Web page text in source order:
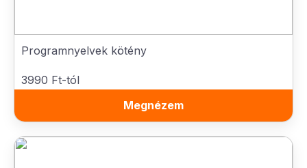
Programnyelvek kötény
3990 Ft-tól
Megnézem